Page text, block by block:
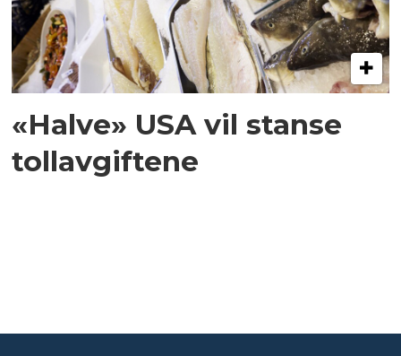
«Halve» USA vil stanse
tollavgiftene